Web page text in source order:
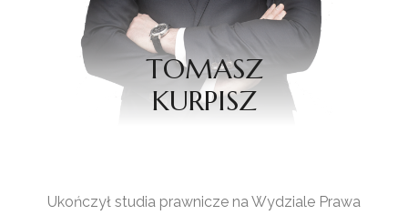
TOMASZ
KURPISZ
Ukończył studia prawnicze na Wydziale Prawa